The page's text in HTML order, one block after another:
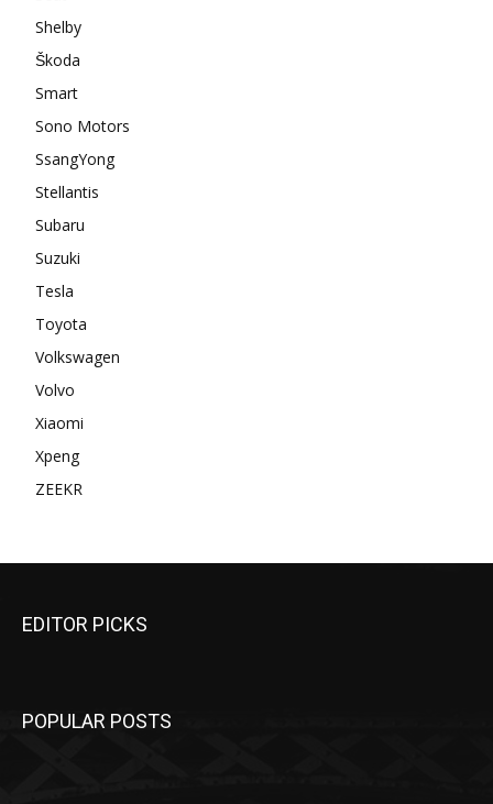
Shelby
Škoda
Smart
Sono Motors
SsangYong
Stellantis
Subaru
Suzuki
Tesla
Toyota
Volkswagen
Volvo
Xiaomi
Xpeng
ZEEKR
EDITOR PICKS
POPULAR POSTS